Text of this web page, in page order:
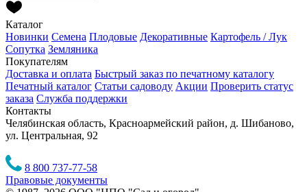
Каталог
Новинки Семена Плодовые Декоративные Картофель / Лук
Сопутка Земляника
Покупателям
Доставка и оплата Быстрый заказ по печатному каталогу
Печатный каталог Статьи садоводу Акции Проверить статус
заказа Служба поддержки
Контакты
Челябинская область, Красноармейский район, д. Шибаново,
ул. Центральная, 92
8 800 737-77-58
Правовые документы